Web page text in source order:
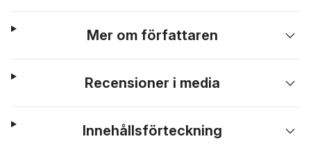
Mer om författaren
Recensioner i media
Innehållsförteckning